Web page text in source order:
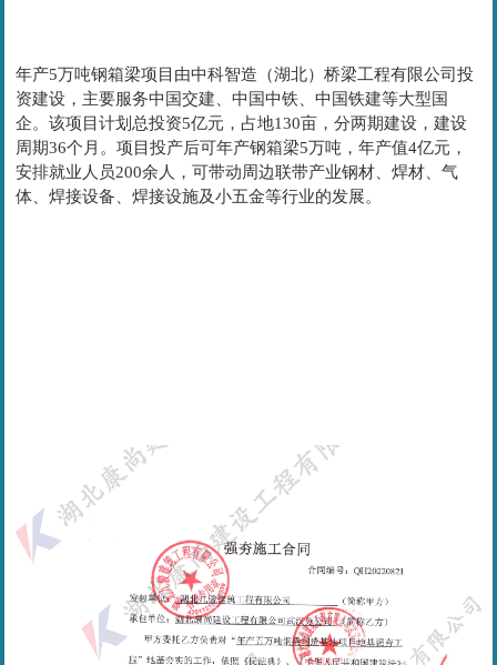
年产5万吨钢箱梁项目由中科智造（湖北）桥梁工程有限公司投
资建设，主要服务中国交建、中国中铁、中国铁建等大型国
企。该项目计划总投资5亿元，占地130亩，分两期建设，建设
周期36个月。项目投产后可年产钢箱梁5万吨，年产值4亿元，
安排就业人员200余人，可带动周边联带产业钢材、焊材、气
体、焊接设备、焊接设施及小五金等行业的发展。